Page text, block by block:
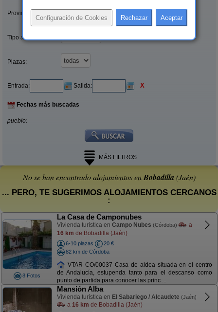
Provincias/Islas:
Tipo alquiler:
Plazas:
Entrada: Salida: X
Fechas más buscadas
pueblo:
MÁS FILTROS
No se han encontrado alojamientos enBobadilla (Jaén)
... PERO, TE SUGERIMOS ALOJAMIENTOS CERCANOS
:
8 Fotos
La Casa de Camponubes
Vivienda turística en Campo Nubes (Córdoba)
a
16 km de Bobadilla (Jaén)
6-10 plazas
20 €
82 km de Córdoba
VTAR CO/00037 Casa de aldea situada en el centro
de Andalucía, estupenda tanto para el descanso como
punto de partida para conocer las princ ...
Mansión Alba
Vivienda turística en El Sabariego / Alcaudete (Jaén)
a 16 km de Bobadilla (Jaén)